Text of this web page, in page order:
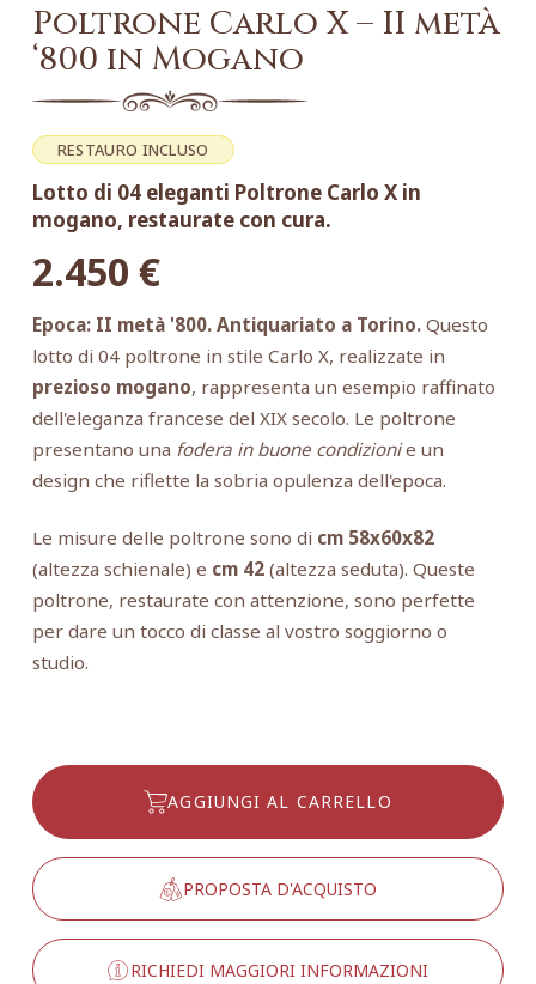
Poltrone Carlo X – II metà
‘800 in Mogano
RESTAURO INCLUSO
Lotto di 04 eleganti Poltrone Carlo X in
mogano, restaurate con cura.
2.450 €
Epoca: II metà '800. Antiquariato a Torino.Questo
lotto di 04 poltrone in stile Carlo X, realizzate in
prezioso mogano, rappresenta un esempio raffinato
dell'eleganza francese del XIX secolo. Le poltrone
presentano una fodera in buone condizionie un
design che riflette la sobria opulenza dell'epoca.
Le misure delle poltrone sono di cm 58x60x82
(altezza schienale) e cm 42(altezza seduta). Queste
poltrone, restaurate con attenzione, sono perfette
per dare un tocco di classe al vostro soggiorno o
studio.
AGGIUNGI AL CARRELLO
PROPOSTA D'ACQUISTO
RICHIEDI MAGGIORI INFORMAZIONI